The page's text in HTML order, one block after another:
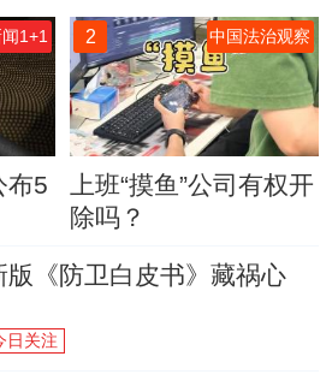
1+1
布5
2 中国法治观察
上班“摸鱼”公司有权开
除吗？
版《防卫白皮书》藏祸心
日关注